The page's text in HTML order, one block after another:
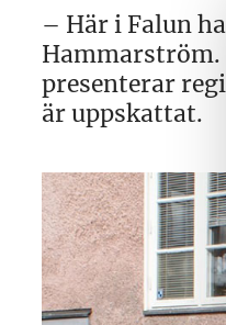
– Här i Falun
Hammarström.
presenterar
är uppskattat.